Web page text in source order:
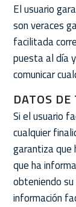
El usuario
son veraces
facilitada
puesta al día
comunicar
DATOS DE
Si el usuario
cualquier
garantiza
que ha
obteniendo
información